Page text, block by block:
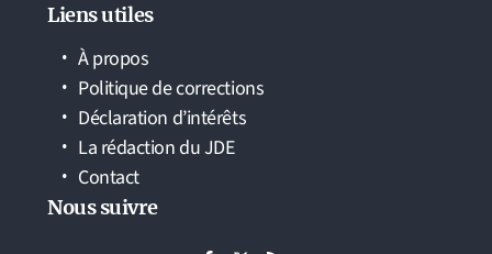
Liens utiles
À propos
Politique de corrections
Déclaration d’intérêts
La rédaction du JDE
Contact
Nous suivre